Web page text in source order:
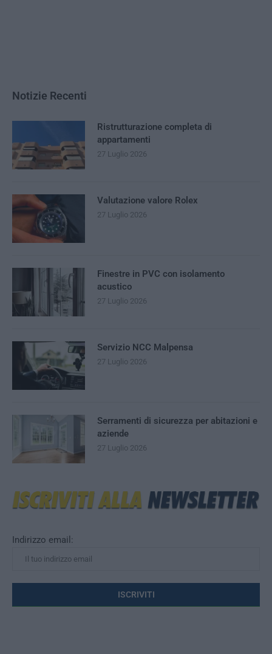
Indirizzo email:
Notizie Recenti
Ristrutturazione completa di
appartamenti
27 Luglio 2026
Valutazione valore Rolex
27 Luglio 2026
Finestre in PVC con isolamento
acustico
27 Luglio 2026
Servizio NCC Malpensa
27 Luglio 2026
Serramenti di sicurezza per abitazioni e
aziende
27 Luglio 2026